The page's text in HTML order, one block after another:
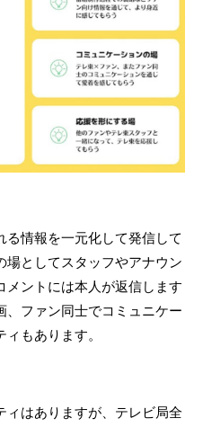
情報を一元化して発信して
場としてスタッフやアナウン
メントには本人が返信します
、ファン同士でコミュニケー
もあります。
ィはありますが、テレビ局全